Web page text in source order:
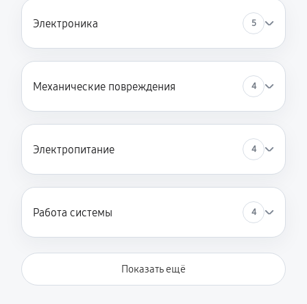
Электроника 5
Механические повреждения 4
Электропитание 4
Работа системы 4
Показать ещё